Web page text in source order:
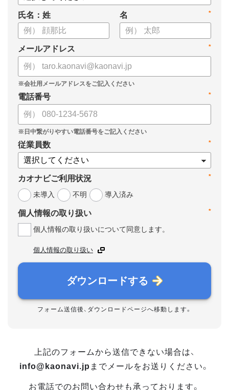
氏名：姓 *
名
*
メールアドレス
*
電話番号
*
従業員数
*
カオナビご利用状況
未導入
不明 導入済み
*
個人情報の取り扱い
個人情報の取り扱いについて同意します。
個人情報の取り扱い
ダウンロードする
フォーム送信後、ダウンロードページへ移動します。
上記のフォームから送信できない場合は、
info@kaonavi.jp までメールをお送りください。
お電話でのお問い合わせも承っております。